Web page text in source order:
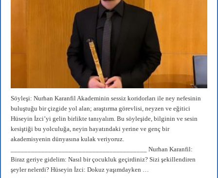
Söyleşi: Nurhan Karanfil Akademinin sessiz koridorları ile ney nefesinin
buluştuğu bir çizgide yol alan; araştırma görevlisi, neyzen ve eğitici
Hüseyin İzci’yi gelin birlikte tanıyalım. Bu söyleşide, bilginin ve sesin
kesiştiği bu yolculuğa, neyin hayatındaki yerine ve genç bir
akademisyenin dünyasına kulak veriyoruz.
________________________________________ Nurhan Karanfil:
Biraz geriye gidelim: Nasıl bir çocukluk geçirdiniz? Sizi şekillendiren
şeyler nelerdi? Hüseyin İzci: Dokuz yaşımdayken …